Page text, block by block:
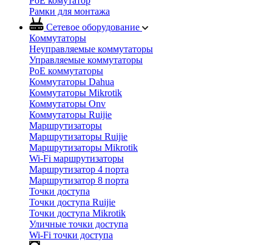
Рамки для монтажа
Сетевое оборудование
Коммутаторы
Неуправляемые коммутаторы
Управляемые коммутаторы
PoE коммутаторы
Коммутаторы Dahua
Коммутаторы Mikrotik
Коммутаторы Onv
Коммутаторы Ruijie
Маршрутизаторы
Маршрутизаторы Ruijie
Маршрутизаторы Mikrotik
Wi-Fi маршрутизаторы
Маршрутизатор 4 порта
Маршрутизатор 8 порта
Точки доступа
Точки доступа Ruijie
Точки доступа Mikrotik
Уличные точки доступа
Wi-Fi точки доступа